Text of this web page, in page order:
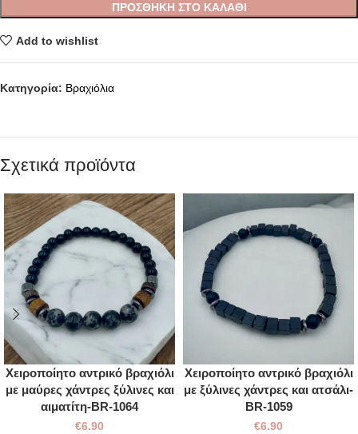
ΠΡΟΣΘΉΚΗ ΣΤΟ ΚΑΛΆΘΙ
Add to wishlist
Κατηγορία: Βραχιόλια
Σχετικά προϊόντα
Χειροποίητο αντρικό βραχιόλι
με μαύρες χάντρες ξύλινες και
αιματίτη-BR-1064
€6.90
Χειροποίητο αντρικό βραχιόλι
με ξύλινες χάντρες και ατσάλι-
BR-1059
€6.90